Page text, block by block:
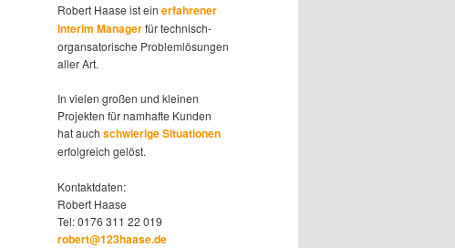
Robert Haase ist ein erfahrener
Interim Managerfür technisch-
organsatorische Problemlösungen
aller Art.
In vielen großen und kleinen
Projekten für namhafte Kunden
hat auch schwierige Situationen
erfolgreich gelöst.
Kontaktdaten:
Robert Haase
Tel: 0176 311 22 019
robert@123haase.de